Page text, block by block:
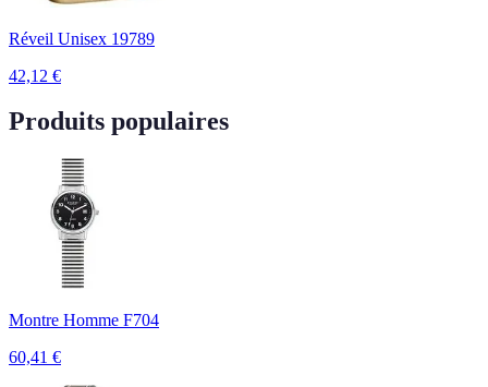
Réveil Unisex 19789
42,12 €
Produits populaires
Montre Homme F704
60,41 €